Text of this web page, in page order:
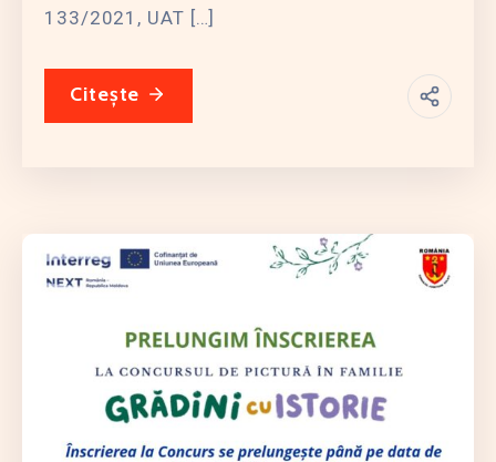
133/2021, UAT […]
Citește